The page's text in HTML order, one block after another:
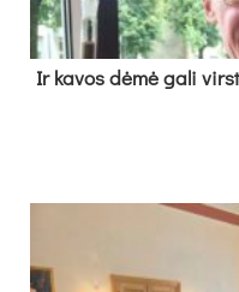
Ir ka­vos dė­mė ga­li